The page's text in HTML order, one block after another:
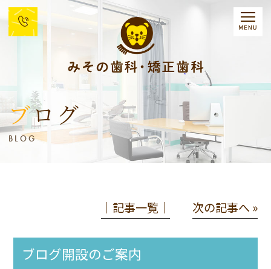
ブログ
BLOG
│記事一覧│ 次の記事へ »
ブログ開設のご案内